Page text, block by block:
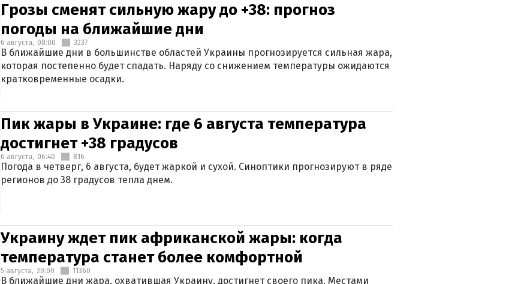
Грозы сменят сильную жару до +38: прогноз
погоды на ближайшие дни
6 августа, 08:00 3237
В ближайшие дни в большинстве областей Украины прогнозируется сильная жара,
которая постепенно будет спадать. Наряду со снижением температуры ожидаются
кратковременные осадки.
Пик жары в Украине: где 6 августа температура
достигнет +38 градусов
6 августа, 06:40 816
Погода в четверг, 6 августа, будет жаркой и сухой. Синоптики прогнозируют в ряде
регионов до 38 градусов тепла днем.
Украину ждет пик африканской жары: когда
температура станет более комфортной
5 августа, 20:00 11360
В ближайшие дни жара, охватившая Украину, достигнет своего пика. Местами